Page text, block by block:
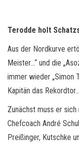
Terodde holt
Aus der Nordkurve
Meister…“ und die
immer wieder „Simon
Kapitän das
Zunächst muss er
Chefcoach André
Preißinger, Kutschke